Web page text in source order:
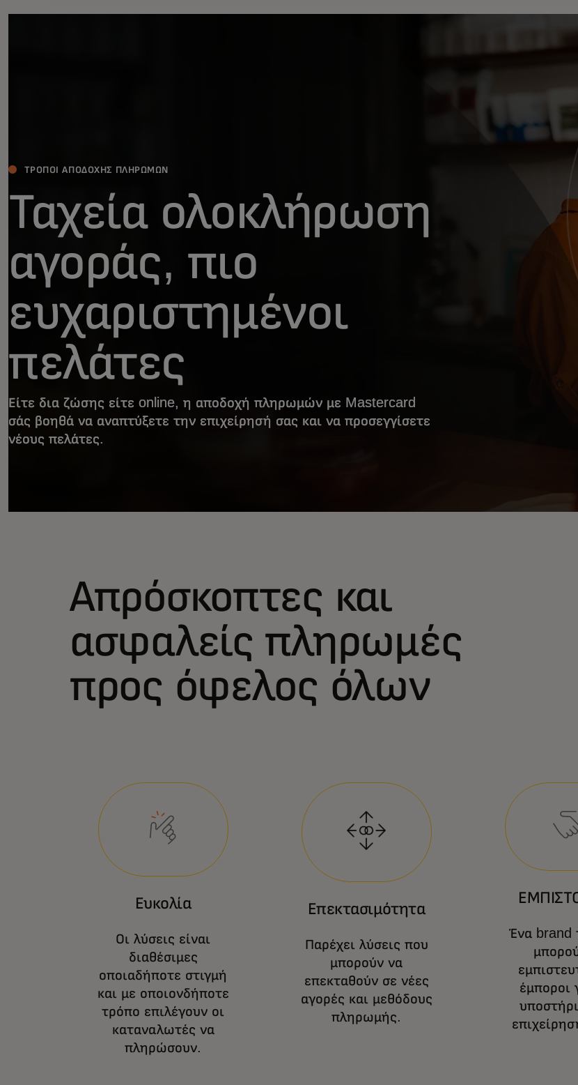
ΤΡΌΠΟΙ ΑΠΟΔΟΧΉΣ ΠΛΗΡΩΜΏΝ
Ταχεία ολοκλήρωση
αγοράς, πιο
ευχαριστημένοι
πελάτες
Είτε δια ζώσης είτε online, η αποδοχή πληρωμών με Mastercard
σάς βοηθά να αναπτύξετε την επιχείρησή σας και να προσεγγίσετε
νέους πελάτες.
Απρόσκοπτες και
ασφαλείς πληρωμές
προς όφελος όλων
Ευκολία
Οι λύσεις είναι
διαθέσιμες
οποιαδήποτε στιγμή
και με οποιονδήποτε
τρόπο επιλέγουν οι
καταναλωτές να
πληρώσουν.
Επεκτασιμότητα
Παρέχει λύσεις που
μπορούν να
επεκταθούν σε νέες
αγορές και μεθόδους
πληρωμής.
Ένα brand
έμποροι